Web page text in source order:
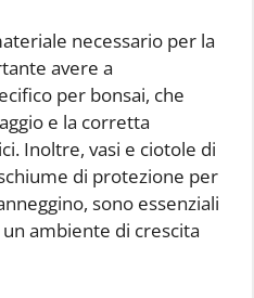
necessario per la
avere a
per bonsai, che
e la corretta
Inoltre, vasi e ciotole di
di protezione per
sono essenziali
ambiente di crescita